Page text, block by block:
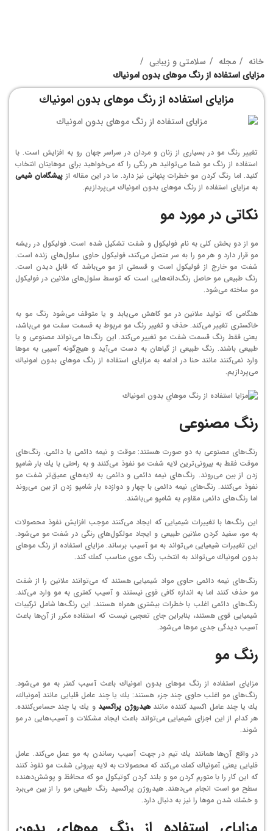
خانه مجله
سلامتی و زیبایی
مزايای استفاده از رنگ موهای بدون امونياك
مزايای استفاده از رنگ موهای بدون امونياك
تغییر رنگ مو در بسیاری از زنان و مردان در سراسر جهان رو به افزایش است. با
استفاده از رنگ مو شما می‌توانید هر رنگی را كه می‌خواهید برای موهایتان انتخاب
كنید. اما رنگ كردن مو خطرات پنهانی نیز دارد. ما در این مقاله از پیشگامان شیمی
به مزایای استفاده از رنگ موهای بدون امونیاك می‌پردازیم.
نكاتی در مورد مو
مو از دو بخش كلی به نام فولیكول و شفت تشكیل شده است. فولیكول در ریشه
مو قرار دارد و هر مو را به سر متصل می‌كند، فولیكول حاوی سلول‌های زنده است.
شفت مو خارج از فولیكول است و قسمتی از مو می‌باشد كه قابل دیدن است.
رنگ طبیعی مو حاصل رنگ‌دانه‌هایی است كه توسط سلول‌های ملانین در فولیكول
مو ساخته می‌شود.
هنگامی كه تولید ملانین در مو كاهش می‌یابد و یا متوقف می‌شود رنگ مو به
خاكستری تغییر می‌كند. حذف و تغییر رنگ مو مربوط به قسمت سفت مو می‌باشد،
یعنی فقط رنگ قسمت شفت مو تغییر می‌كند. این رنگ‌ها می‌تواند مصنوعی و یا
طبیعی باشند. رنگ طبیعی از گیاهان به دست می‌آید و هیچ‌گونه آسیبی به موها
وارد نمی‌كنند مانند حنا در ادامه به مزایای استفاده از رنگ موهای بدون امونیاك
می‌پردازیم.
رنگ مصنوعی
رنگ‌های مصنوعی به دو صورت هستند: موقت و نیمه دائمی یا دائمی. رنگ‌های
موقت فقط به بیرونی‌ترین لایه شفت مو نفوذ می‌كنند و به راحتی با یك بار شامپو
زدن از بین می‌روند. رنگ‌های نیمه دائمی و دائمی به لایه‌های عمیق‌تر شفت مو
نفوذ می‌كنند. رنگ‌های نیمه دائمی با چهار و دوازده بار شامپو زدن از بین می‌روند
اما رنگ‌های دائمی مقاوم به شامپو می‌باشند.
این رنگ‌ها با تغییرات شیمیایی كه ایجاد می‌كنند موجب افزایش نفوذ محصولات
به مو، سفید كردن ملانین طبیعی و ایجاد مولكول‌های رنگی در شفت مو می‌شود.
این تغییرات شیمیایی می‌تواند به مو آسیب برساند. مزایای استفاده از رنگ موهای
بدون امونیاك می‌تواند به انتخب رنگ موی مناسب كمك كند.
رنگ‌های نیمه دائمی حاوی مواد شیمیایی هستند كه می‌توانند ملانین را از شفت
مو حذف كنند اما به اندازه كافی قوی نیستند و آسیب كمتری به مو وارد می‌كند.
رنگ‌های دائمی اغلب با خطرات بیشتری همراه هستند. این رنگ‌ها شامل تركیبات
شیمیایی قوی هستند، بنابراین جای تعجبی نیست كه استفاده مكرر از آن‌ها باعث
آسیب دیدگی جدی موها می‌شود.
رنگ مو
مزایای استفاده از رنگ موهای بدون امونیاك باعث آسیب كمتر به مو می‌شود.
رنگ‌های مو اغلب حاوی چند جزء هستند: یك یا چند عامل قلیایی مانند آمونیاك،
یك یا چند عامل اكسید كننده مانندهیدروژن پراكسیدو یك یا چند حساس‌كننده.
هر كدام از این اجزای شیمیایی می‌تواند باعث ایجاد مشكلات و آسیب‌هایی در مو
شوند.
در واقع آن‌ها همانند یك تیم در جهت آسیب رساندن به مو عمل می‌كند. عامل
قلیایی یعنی آمونیاك كمك می‌كند كه محصولات به لایه بیرونی شفت مو نفوذ كنند
كه این كار را با متورم كردن مو و بلند كردن كوتیكول مو كه محافظ و پوشش‌دهنده
سطح مو است انجام می‌دهند. هیدروژن پراکسید رنگ طبیعی مو را از بین می‌برد
و خشك شدن موها را نیز به دنبال دارد.